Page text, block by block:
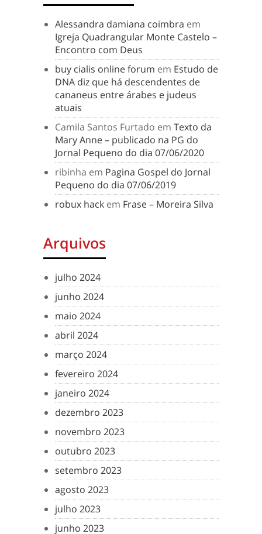
Alessandra damiana coimbra em
Igreja Quadrangular Monte Castelo –
Encontro com Deus
buy cialis online forum em Estudo de
DNA diz que há descendentes de
cananeus entre árabes e judeus
atuais
Camila Santos Furtado em Texto da
Mary Anne – publicado na PG do
Jornal Pequeno do dia 07/06/2020
ribinha em Pagina Gospel do Jornal
Pequeno do dia 07/06/2019
robux hack em Frase – Moreira Silva
Arquivos
julho 2024
junho 2024
maio 2024
abril 2024
março 2024
fevereiro 2024
janeiro 2024
dezembro 2023
novembro 2023
outubro 2023
setembro 2023
agosto 2023
julho 2023
junho 2023